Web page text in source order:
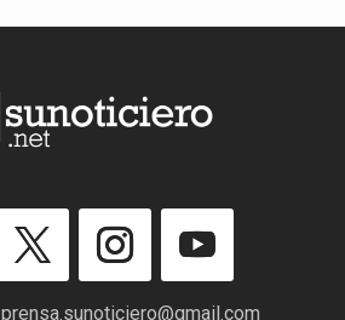
prensa.sunoticiero@gmail.com